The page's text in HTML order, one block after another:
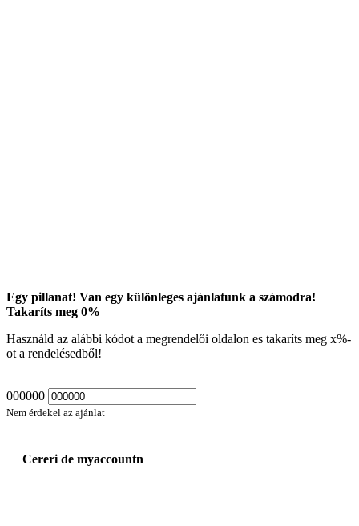
Egy pillanat! Van egy különleges ajánlatunk a számodra!
Takaríts meg 0%
Használd az alábbi kódot a megrendelői oldalon es takaríts meg x%-
ot a rendelésedből!
000000
Nem érdekel az ajánlat
Cereri de myaccountn